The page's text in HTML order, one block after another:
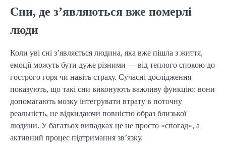
Сни, де з’являються вже померлі
люди
Коли уві сні з’являється людина, яка вже пішла з життя,
емоції можуть бути дуже різними — від теплого спокою до
гострого горя чи навіть страху. Сучасні дослідження
показують, що такі сни виконують важливу функцію: вони
допомагають мозку інтегрувати втрату в поточну
реальність, не відкидаючи повністю образ близької
людини. У багатьох випадках це не просто «спогад», а
активний процес підтримання зв’язку.